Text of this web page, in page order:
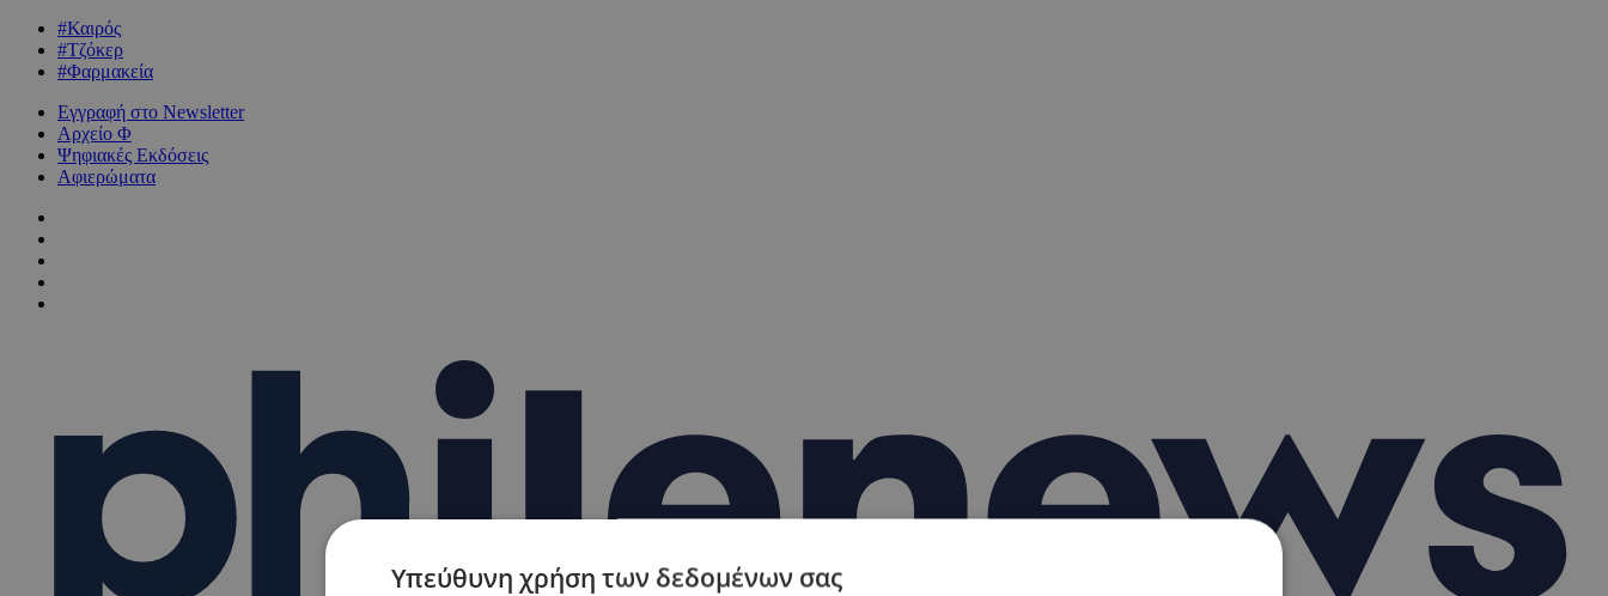
#Καιρός
#Τζόκερ
#Φαρμακεία
Εγγραφή στο Newsletter
Αρχείο Φ
Ψηφιακές Εκδόσεις
Αφιερώματα
Υπεύθυνη χρήση των δεδομένων σας